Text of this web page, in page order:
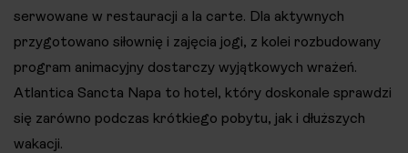
serwowane w restauracji a la carte. Dla aktywnych
przygotowano siłownię i zajęcia jogi, z kolei rozbudowany
program animacyjny dostarczy wyjątkowych wrażeń.
Atlantica Sancta Napa to hotel, który doskonale sprawdzi
się zarówno podczas krótkiego pobytu, jak i dłuższych
wakacji.